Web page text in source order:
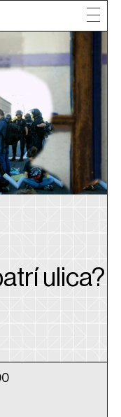
ulica?